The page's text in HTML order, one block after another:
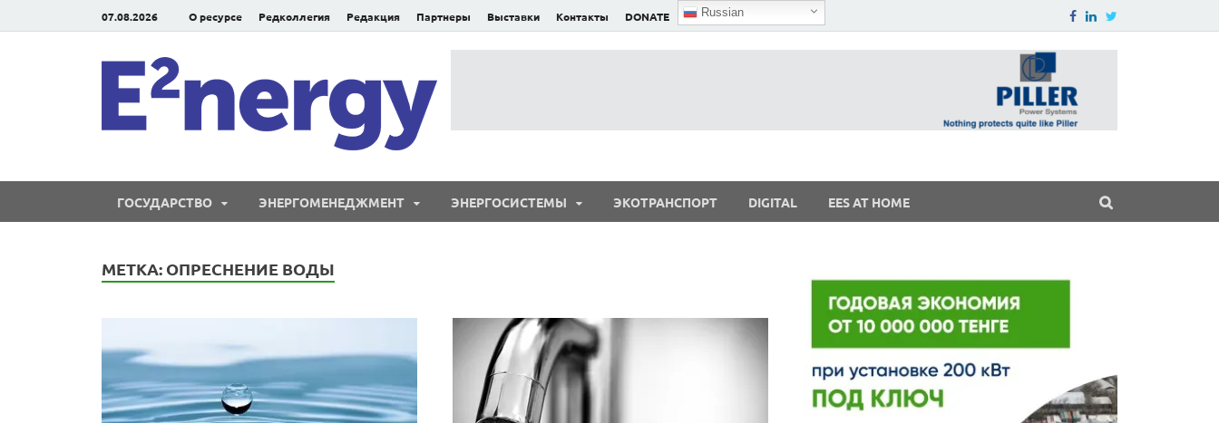
07.08.2026 О ресурсе Редколлегия Редакция Партнеры Выставки Контакты DONATE Russian
ГОСУДАРСТВО ЭНЕРГОМЕНЕДЖМЕНТ ЭНЕРГОСИСТЕМЫ ЭКОТРАНСПОРТ DIGITAL EES AT HOME
МЕТКА: ОПРЕСНЕНИЕ ВОДЫ